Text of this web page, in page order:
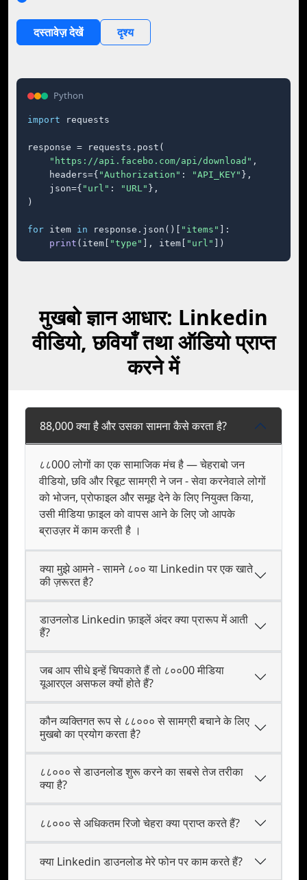
दस्तावेज़ देखें दृश्य
Python
import requests
response = requests.post(
"https://api.facebo.com/api/download" ,
    headers={
"Authorization" : "API_KEY" },
    json={
"url" : "URL" },
)
for item in response.json()[ "items"
]:
print (item[ "type" ], item[ "url" ])
मुखबो ज्ञान आधार: Linkedin
वीडियो, छवियाँ तथा ऑडियो प्राप्त
करने में
88,000 क्या है और उसका सामना कैसे करता है?
८८000 लोगों का एक सामाजिक मंच है — चेहराबो जन
वीडियो, छवि और रिबूट सामग्री ने जन - सेवा करनेवाले लोगों
को भोजन, प्रोफाइल और समूह देने के लिए नियुक्‍त किया,
उसी मीडिया फ़ाइल को वापस आने के लिए जो आपके
ब्राउज़र में काम करती है ।
क्या मुझे आमने - सामने ८०० या Linkedin पर एक खाते
की ज़रूरत है?
डाउनलोड Linkedin फ़ाइलें अंदर क्या प्रारूप में आती
हैं?
जब आप सीधे इन्हें चिपकाते हैं तो ८००00 मीडिया
यूआरएल असफल क्यों होते हैं?
कौन व्यक्‍तिगत रूप से ८८००० से सामग्री बचाने के लिए
मुखबो का प्रयोग करता है?
८८००० से डाउनलोड शुरू करने का सबसे तेज तरीका
क्या है?
८८००० से अधिकतम रिजो चेहरा क्या प्राप्त करते हैं?
क्या Linkedin डाउनलोड मेरे फोन पर काम करते हैं?